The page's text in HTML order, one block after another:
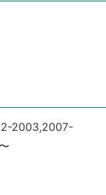
2003,2007-